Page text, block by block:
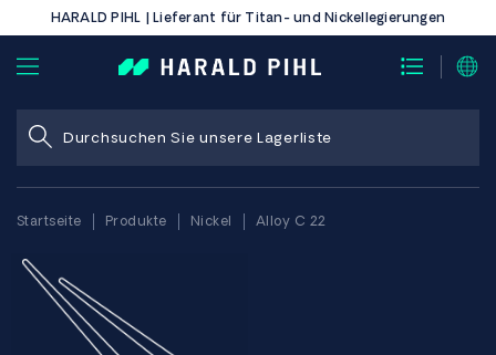
HARALD PIHL | Lieferant für Titan- und Nickellegierungen
Startseite Produkte Nickel Alloy C 22